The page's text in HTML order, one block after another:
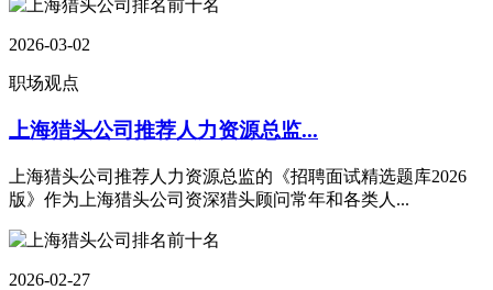
2026-03-02
职场观点
上海猎头公司推荐人力资源总监...
上海猎头公司推荐人力资源总监的《招聘面试精选题库2026
版》作为上海猎头公司资深猎头顾问常年和各类人...
2026-02-27